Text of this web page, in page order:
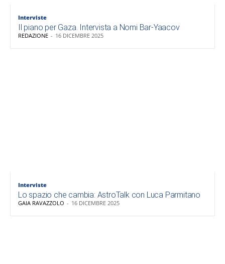
Interviste
Il piano per Gaza. Intervista a Nomi Bar-Yaacov
REDAZIONE - 16 DICEMBRE 2025
Interviste
Lo spazio che cambia: AstroTalk con Luca Parmitano
GAIA RAVAZZOLO - 16 DICEMBRE 2025